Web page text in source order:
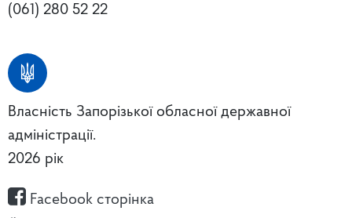
(061) 280 52 22
Власність Запорізької обласної державної
адміністрації.
2026 рік
Facebook сторінка